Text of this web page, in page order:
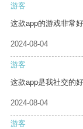
游客
这款app的游戏非常
2024-08-04
游客
这款app是我社交的
2024-08-04
游客